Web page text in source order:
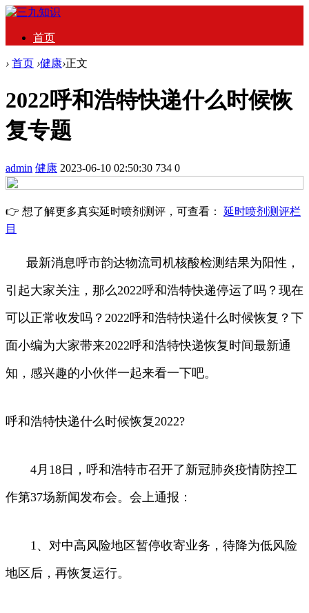
首页
› 首页 ›健康›正文
2022呼和浩特快递什么时候恢
复专题
admin 健康 2023-06-10 02:50:30 734 0
👉 想了解更多真实延时喷剂测评，可查看： 延时喷剂测评栏
目
最新消息呼市韵达物流司机核酸检测结果为阳性，
引起大家关注，那么2022呼和浩特快递停运了吗？现在
可以正常收发吗？2022呼和浩特快递什么时候恢复？下
面小编为大家带来2022呼和浩特快递恢复时间最新通
知，感兴趣的小伙伴一起来看一下吧。
呼和浩特快递什么时候恢复2022?
4月18日，呼和浩特市召开了新冠肺炎疫情防控工
作第37场新闻发布会。会上通报：
1、对中高风险地区暂停收寄业务，待降为低风险
地区后，再恢复运行。